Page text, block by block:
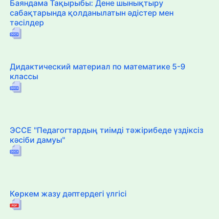
Баяндама Тақырыбы: Дене шынықтыру
сабақтарында қолданылатын әдістер мен
тәсілдер
Дидактический материал по математике 5-9
классы
ЭССЕ "Педагогтардың тиімді тәжірибеде үздіксіз
кәсіби дамуы"
Көркем жазу дәптердегі үлгісі